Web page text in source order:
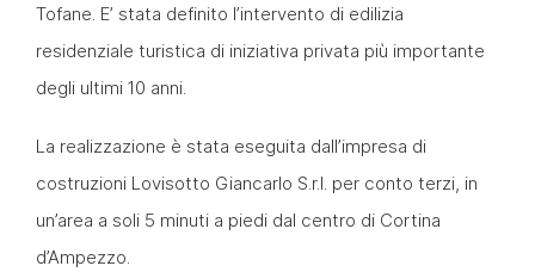
Tofane. E’ stata definito l’intervento di edilizia
residenziale turistica di iniziativa privata più importante
degli ultimi 10 anni.
La realizzazione è stata eseguita dall’impresa di
costruzioni Lovisotto Giancarlo S.r.l. per conto terzi, in
un’area a soli 5 minuti a piedi dal centro di Cortina
d’Ampezzo.